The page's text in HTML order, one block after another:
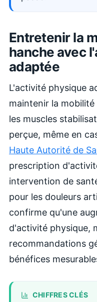
Entretenir la
hanche avec
adaptée
L'activité physique
maintenir la
les muscles
perçue, même en
Haute Autorité de
prescription
intervention de
pour les douleurs
confirme qu'une
d'activité physique,
recommandations
bénéfices
CHIFFRES CLÉS